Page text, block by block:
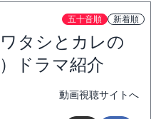
五十音順 新着順
タシとカレの
ドラマ紹介
動画視聴サイトへ